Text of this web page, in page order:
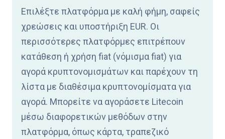
Επιλέξτε πλατφόρμα με καλή φήμη, σαφείς
χρεώσεις και υποστήριξη EUR. Οι
περισσότερες πλατφόρμες επιτρέπουν
κατάθεση ή χρήση fiat (νόμισμα fiat) για
αγορά κρυπτονομισμάτων και παρέχουν τη
λίστα με διαθέσιμα κρυπτονομίσματα για
αγορά. Μπορείτε να αγοράσετε Litecoin
μέσω διαφορετικών μεθόδων στην
πλατφόρμα, όπως κάρτα, τραπεζικό